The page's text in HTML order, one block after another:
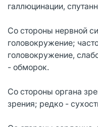
галлюцинации,
Со стороны нервной
головокружение;
головокружение,
- обморок.
Со стороны органа
зрения; редко -